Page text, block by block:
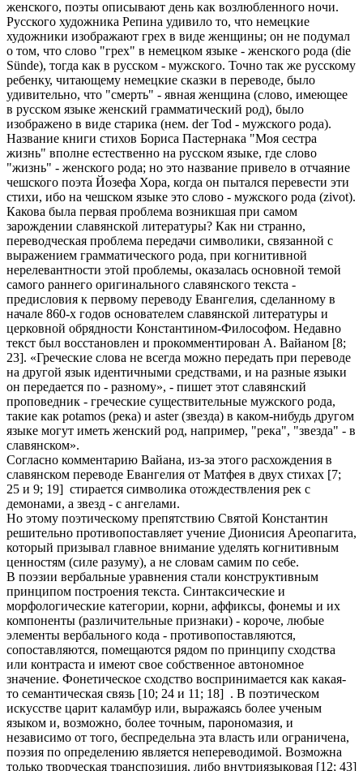
женского, поэты описывают день как возлюбленного ночи.
Русского художника Репина удивило то, что немецкие
художники изображают грех в виде женщины; он не подумал
о том, что слово "грех" в немецком языке - женского рода (die
Sünde), тогда как в русском - мужского. Точно так же русскому
ребенку, читающему немецкие сказки в переводе, было
удивительно, что "смерть" - явная женщина (слово, имеющее
в русском языке женский грамматический род), было
изображено в виде старика (нем. der Tod - мужского рода).
Название книги стихов Бориса Пастернака "Моя сестра
жизнь" вполне естественно на русском языке, где слово
"жизнь" - женского рода; но это название привело в отчаяние
чешского поэта Йозефа Хора, когда он пытался перевести эти
стихи, ибо на чешском языке это слово - мужского рода (zivot).
Какова была первая проблема возникшая при самом
зарождении славянской литературы? Как ни странно,
переводческая проблема передачи символики, связанной с
выражением грамматического рода, при когнитивной
нерелевантности этой проблемы, оказалась основной темой
самого раннего оригинального славянского текста -
предисловия к первому переводу Евангелия, сделанному в
начале 860-х годов основателем славянской литературы и
церковной обрядности Константином-Философом. Недавно
текст был восстановлен и прокомментирован А. Вайаном [8;
23]. «Греческие слова не всегда можно передать при переводе
на другой язык идентичными средствами, и на разные языки
он передается по - разному», - пишет этот славянский
проповедник - греческие существительные мужского рода,
такие как potamos (река) и aster (звезда) в каком-нибудь другом
языке могут иметь женский род, например, "река", "звезда" - в
славянском».
Согласно комментарию Вайана, из-за этого расхождения в
славянском переводе Евангелия от Матфея в двух стихах [7;
25 и 9; 19] стирается символика отождествления рек с
демонами, а звезд - с ангелами.
Но этому поэтическому препятствию Святой Константин
решительно противопоставляет учение Дионисия Ареопагита,
который призывал главное внимание уделять когнитивным
ценностям (силе разуму), а не словам самим по себе.
В поэзии вербальные уравнения стали конструктивным
принципом построения текста. Синтаксические и
морфологические категории, корни, аффиксы, фонемы и их
компоненты (различительные признаки) - короче, любые
элементы вербального кода - противопоставляются,
сопоставляются, помещаются рядом по принципу сходства
или контраста и имеют свое собственное автономное
значение. Фонетическое сходство воспринимается как какая-
то семантическая связь [10; 24 и 11; 18] . В поэтическом
искусстве царит каламбур или, выражаясь более ученым
языком и, возможно, более точным, парономазия, и
независимо от того, беспредельна эта власть или ограничена,
поэзия по определению является непереводимой. Возможна
только творческая транспозиция, либо внутриязыковая [12; 43]